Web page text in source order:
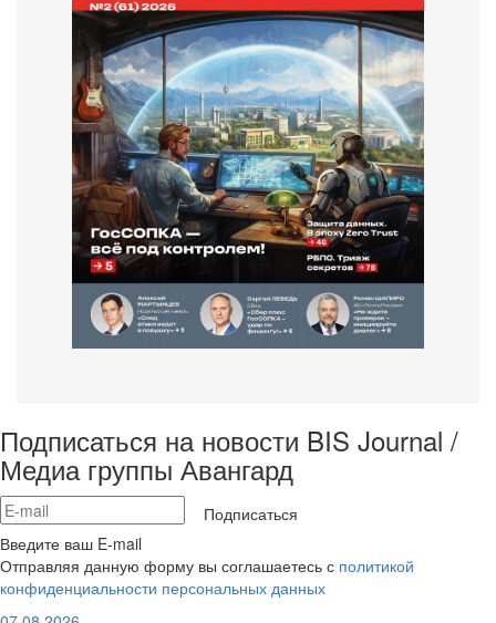
Подписаться на новости BIS Journal /
Медиа группы Авангард
Подписаться
Введите ваш E-mail
Отправляя данную форму вы соглашаетесь с политикой
конфиденциальности персональных данных